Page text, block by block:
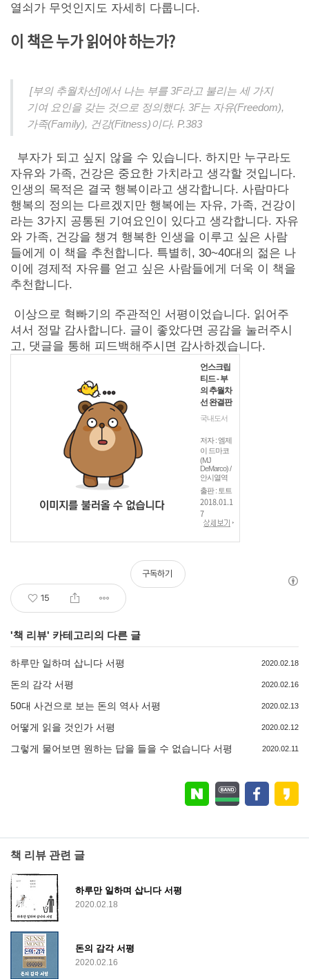
열쇠가 무엇인지도 자세히 다룹니다.
이 책은 누가 읽어야 하는가?
[부의 추월차선]에서 나는 부를 3F라고 불리는 세 가지
기여 요인을 갖는 것으로 정의했다. 3F는 자유(Freedom),
가족(Family), 건강(Fitness)이다. P.383
부자가 되고 싶지 않을 수 있습니다. 하지만 누구라도
자유와 가족, 건강은 중요한 가치라고 생각할 것입니다.
인생의 목적은 결국 행복이라고 생각합니다. 사람마다
행복의 정의는 다르겠지만 행복에는 자유, 가족, 건강이
라는 3가지 공통된 기여요인이 있다고 생각합니다. 자유
와 가족, 건강을 챙겨 행복한 인생을 이루고 싶은 사람
들에게 이 책을 추천합니다. 특별히, 30~40대의 젊은 나
이에 경제적 자유를 얻고 싶은 사람들에게 더욱 이 책을
추천합니다.
이상으로 혁빠기의 주관적인 서평이었습니다. 읽어주
셔서 정말 감사합니다. 글이 좋았다면 공감을 눌러주시
고, 댓글을 통해 피드백해주시면 감사하겠습니다.
언스크립
티드 - 부
의 추월차
선 완결판
국내도서
저자 : 엠제
이 드마코
(MJ
DeMarco) /
안시열역
출판 : 토트
2018.01.1
7
15
구독하기
'책 리뷰' 카테고리의 다른 글
하루만 일하며 삽니다 서평 2020.02.18
돈의 감각 서평 2020.02.16
50대 사건으로 보는 돈의 역사 서평 2020.02.13
어떻게 읽을 것인가 서평 2020.02.12
그렇게 물어보면 원하는 답을 들을 수 없습니다 서평 2020.02.11
책 리뷰 관련 글
하루만 일하며 삽니다 서평
2020.02.18
돈의 감각 서평
2020.02.16